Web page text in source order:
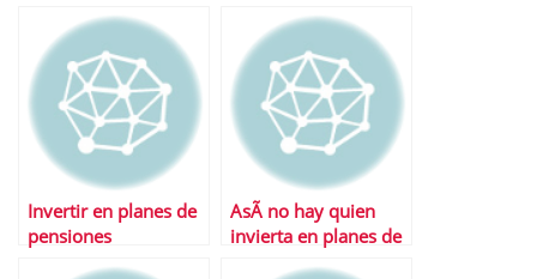
Invertir en planes de
pensiones
AsÃ­ no hay quien
invierta en planes de